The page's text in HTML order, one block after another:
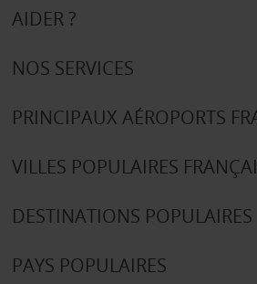
AIDER ?
NOS SERVICES
PRINCIPAUX AÉROPORTS
VILLES POPULAIRES
DESTINATIONS POPULAIRES
PAYS POPULAIRES